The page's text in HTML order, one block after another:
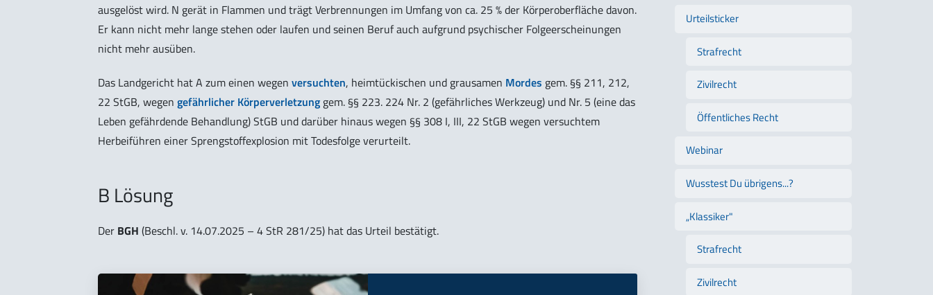
ausgelöst wird. N gerät in Flammen und trägt Verbrennungen im Umfang von ca. 25 % der Körperoberfläche davon.
Er kann nicht mehr lange stehen oder laufen und seinen Beruf auch aufgrund psychischer Folgeerscheinungen
nicht mehr ausüben.
Das Landgericht hat A zum einen wegen versuchten, heimtückischen und grausamen Mordes gem. §§ 211, 212,
22 StGB, wegen gefährlicher Körperverletzung gem. §§ 223. 224 Nr. 2 (gefährliches Werkzeug) und Nr. 5 (eine das
Leben gefährdende Behandlung) StGB und darüber hinaus wegen §§ 308 I, III, 22 StGB wegen versuchtem
Herbeiführen einer Sprengstoffexplosion mit Todesfolge verurteilt.
B Lösung
Der BGH (Beschl. v. 14.07.2025 – 4 StR 281/25) hat das Urteil bestätigt.
Urteilsticker
Strafrecht
Zivilrecht
Öffentliches Recht
Webinar
Wusstest Du übrigens...?
„Klassiker"
Strafrecht
Zivilrecht